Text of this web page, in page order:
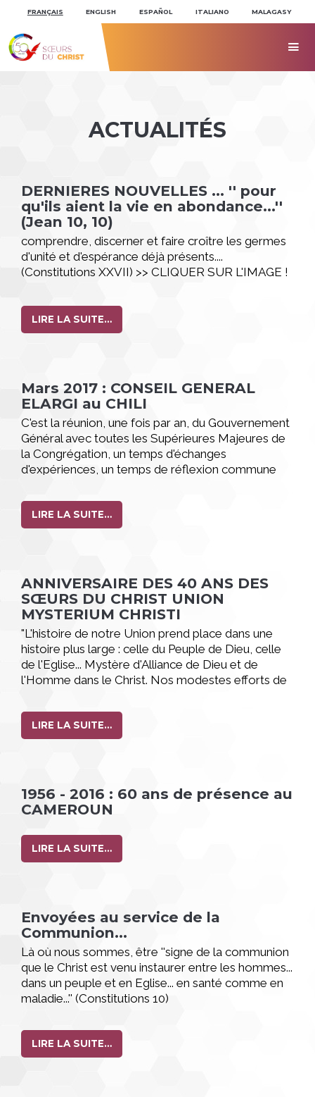
Aller
navigation
personnelsFRANÇAIS ENGLISH ESPAÑOL ITALIANO MALAGASY

ACTUALITÉS
DERNIERES NOUVELLES ... '' pour
qu'ils aient la vie en abondance...''
(Jean 10, 10)
comprendre, discerner et faire croître les germes
d'unité et d'espérance déjà présents....
(Constitutions XXVII) >> CLIQUER SUR L'IMAGE !
LIRE LA SUITE…
Mars 2017 : CONSEIL GENERAL
ELARGI au CHILI
C'est la réunion, une fois par an, du Gouvernement
Général avec toutes les Supérieures Majeures de
la Congrégation, un temps d'échanges
d'expériences, un temps de réflexion commune
LIRE LA SUITE…
ANNIVERSAIRE DES 40 ANS DES
SŒURS DU CHRIST UNION
MYSTERIUM CHRISTI
"L'histoire de notre Union prend place dans une
histoire plus large : celle du Peuple de Dieu, celle
de l'Eglise... Mystère d'Alliance de Dieu et de
l'Homme dans le Christ. Nos modestes efforts de
faire avancer son oeuvre à Lui... : ‘REUNIR
L'UNIVERS ENTIER SOUS UN SEUL CHEF : LE
CHRIST' (Eph. 1,10)" (Constitutions)
LIRE LA SUITE…
1956 - 2016 : 60 ans de présence au
CAMEROUN
LIRE LA SUITE…
Envoyées au service de la
Communion...
Là où nous sommes, être ''signe de la communion
que le Christ est venu instaurer entre les hommes...
dans un peuple et en Eglise... en santé comme en
maladie...'' (Constitutions 10)
LIRE LA SUITE…